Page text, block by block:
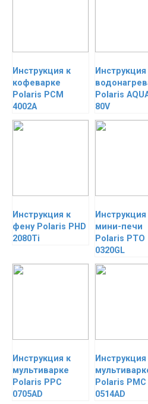
Инструкция к
кофеварке
Polaris PCM
4002A
Инструкция
Polaris
80V
Инструкция к
фену Polaris PHD
2080Ti
Инструкция
мини-печи
Polaris PTO
0320GL
Инструкция к
мультиварке
Polaris PPC
0705AD
Инструкция
Polaris PMC
0514AD